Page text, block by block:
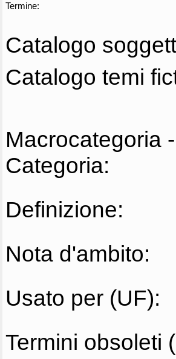
Termine:
Catalogo
Catalogo temi
Macrocategoria -
Categoria:
Definizione:
Nota d'ambito:
Usato per (UF):
Termini obsoleti